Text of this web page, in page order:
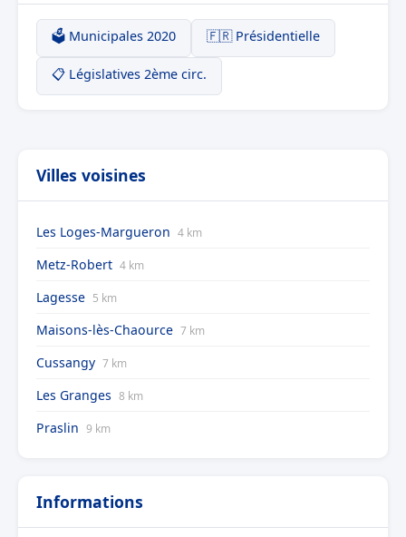
🗳️ Municipales 2020 🇫🇷 Présidentielle
📋 Législatives 2ème circ.
Villes voisines
Les Loges-Margueron 4 km
Metz-Robert 4 km
Lagesse 5 km
Maisons-lès-Chaource 7 km
Cussangy 7 km
Les Granges 8 km
Praslin 9 km
Informations